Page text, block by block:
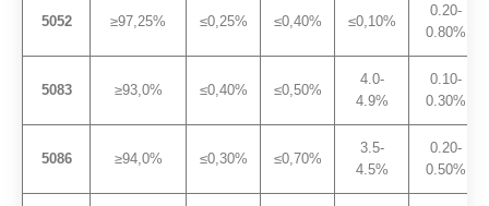
5052 ≥97,25% ≤0,25% ≤0,40% ≤0,10%
0.20-
0.80%
5083 ≥93,0% ≤0,40% ≤0,50%
4.0-
4.9%
0.10-
0.30%
5086 ≥94,0% ≤0,30% ≤0,70%
3.5-
4.5%
0.20-
0.50%